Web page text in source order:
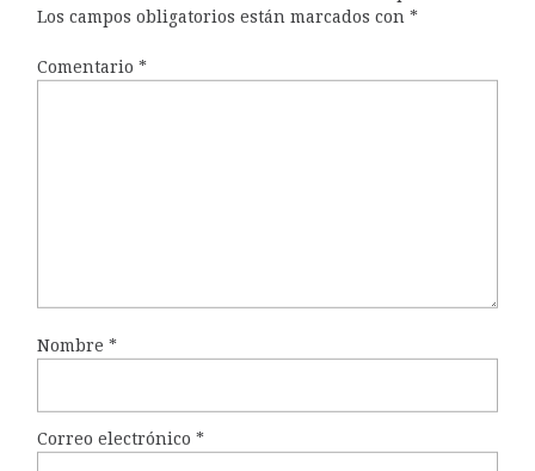
Los campos obligatorios están marcados con *
Comentario *
Nombre *
Correo electrónico *